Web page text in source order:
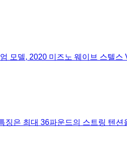
델, 2020 미즈노 웨이브 스텔스
은 최대 36파운드의 스트링 텐